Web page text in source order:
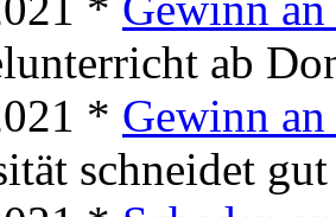
ab
* Gewinn
schneidet